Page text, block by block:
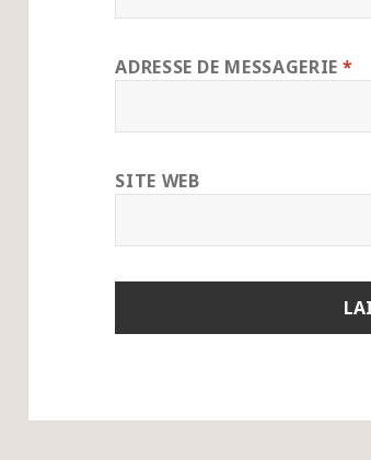
ADRESSE DE MESSAGERIE*
SITE WEB